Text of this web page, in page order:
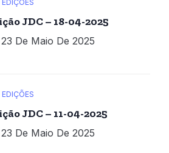
EDIÇÕES
JDC – 18-04-2025
23 De Maio De 2025
EDIÇÕES
JDC – 11-04-2025
23 De Maio De 2025